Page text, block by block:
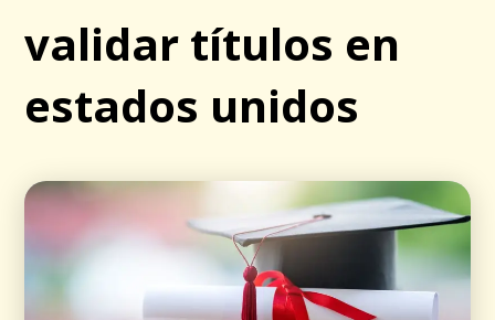
validar títulos en
estados unidos